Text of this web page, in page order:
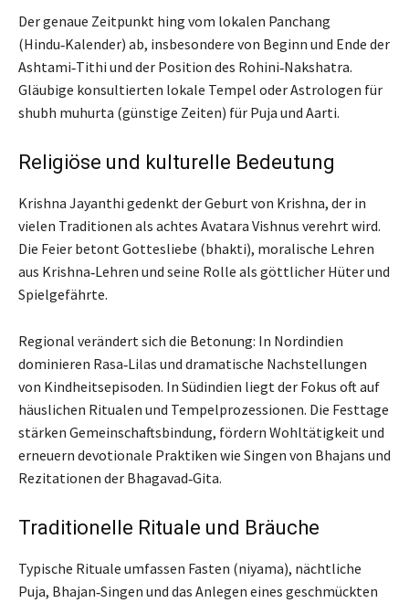
Der genaue Zeitpunkt hing vom lokalen Panchang
(Hindu‑Kalender) ab, insbesondere von Beginn und Ende der
Ashtami‑Tithi und der Position des Rohini‑Nakshatra.
Gläubige konsultierten lokale Tempel oder Astrologen für
shubh muhurta (günstige Zeiten) für Puja und Aarti.
Religiöse und kulturelle Bedeutung
Krishna Jayanthi gedenkt der Geburt von Krishna, der in
vielen Traditionen als achtes Avatara Vishnus verehrt wird.
Die Feier betont Gottesliebe (bhakti), moralische Lehren
aus Krishna‑Lehren und seine Rolle als göttlicher Hüter und
Spielgefährte.
Regional verändert sich die Betonung: In Nordindien
dominieren Rasa‑Lilas und dramatische Nachstellungen
von Kindheitsepisoden. In Südindien liegt der Fokus oft auf
häuslichen Ritualen und Tempelprozessionen. Die Festtage
stärken Gemeinschaftsbindung, fördern Wohltätigkeit und
erneuern devotionale Praktiken wie Singen von Bhajans und
Rezitationen der Bhagavad‑Gita.
Traditionelle Rituale und Bräuche
Typische Rituale umfassen Fasten (niyama), nächtliche
Puja, Bhajan‑Singen und das Anlegen eines geschmückten